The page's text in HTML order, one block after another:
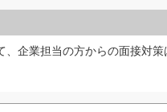
、企業担当の方からの面接対策